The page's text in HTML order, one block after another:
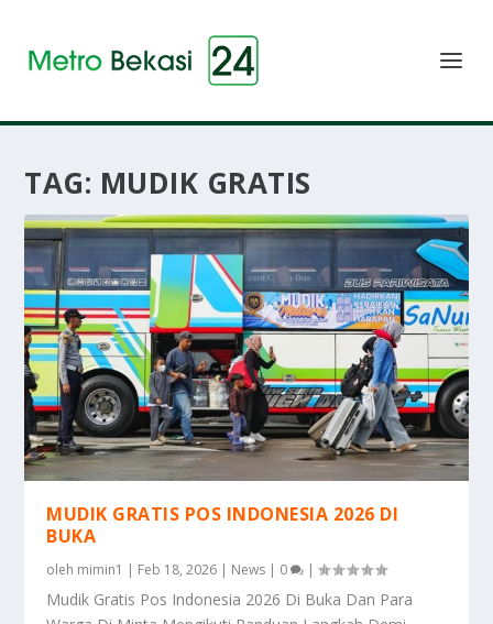
TAG: MUDIK GRATIS
MUDIK GRATIS POS INDONESIA 2026 DI
BUKA
oleh mimin1 | Feb 18, 2026 | News | 0 |
Mudik Gratis Pos Indonesia 2026 Di Buka Dan Para